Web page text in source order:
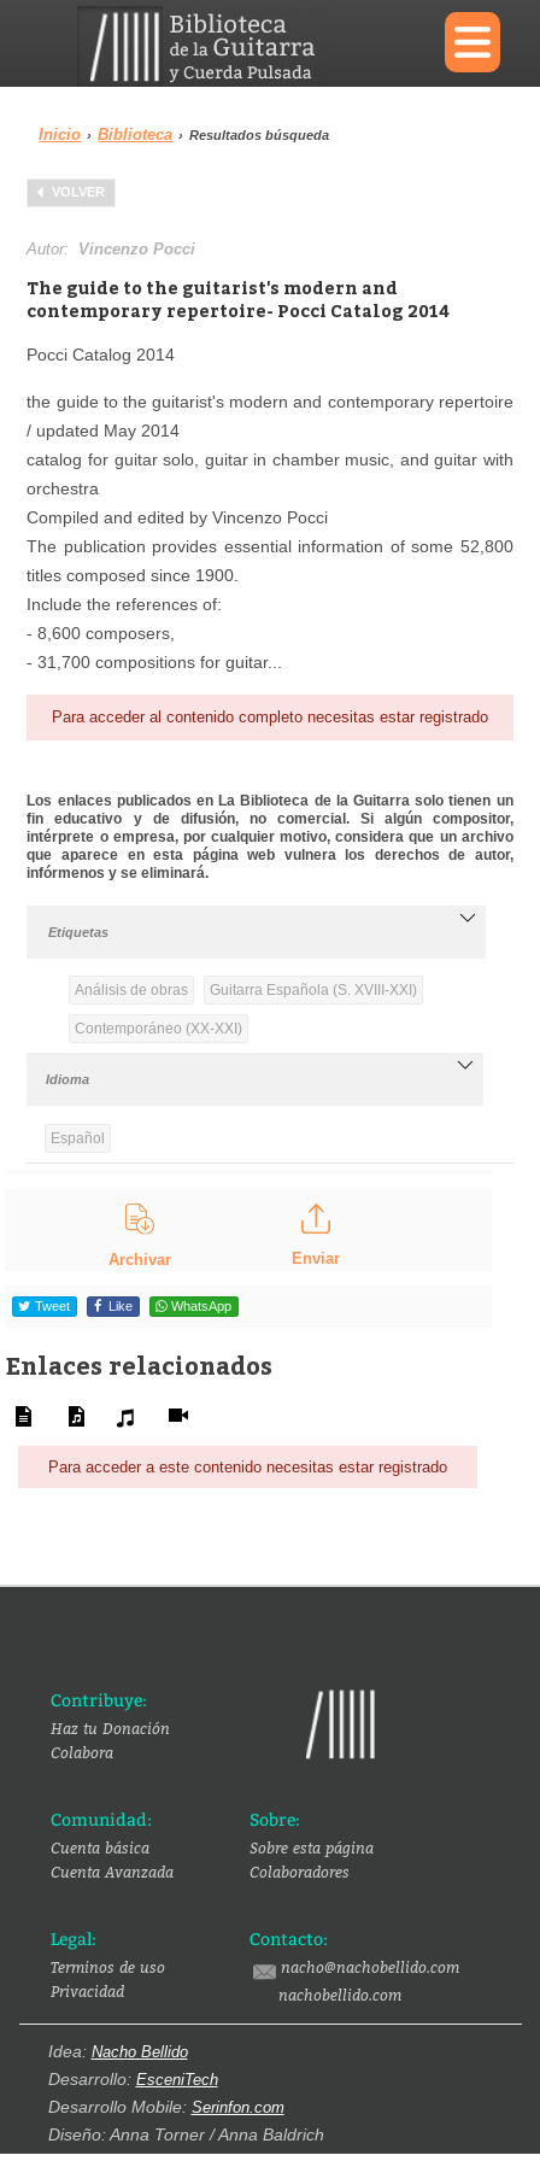
×
Menu
Biblioteca
Área personal
Inicio › Biblioteca › Resultados búsqueda
VOLVER
Autor: Vincenzo Pocci
The guide to the guitarist's modern and
contemporary repertoire- Pocci Catalog 2014
Pocci Catalog 2014
the guide to the guitarist's modern and contemporary repertoire
/ updated May 2014
catalog for guitar solo, guitar in chamber music, and guitar with
orchestra
Compiled and edited by Vincenzo Pocci
The publication provides essential information of some 52,800
titles composed since 1900.
Include the references of:
- 8,600 composers,
- 31,700 compositions for guitar...
Para acceder al contenido completo necesitas estar registrado
Los enlaces publicados en La Biblioteca de la Guitarra solo tienen un
fin educativo y de difusión, no comercial. Si algún compositor,
intérprete o empresa, por cualquier motivo, considera que un archivo
que aparece en esta página web vulnera los derechos de autor,
infórmenos y se eliminará.
Etiquetas
Análisis de obras Guitarra Española (S. XVIII-XXI)
Contemporáneo (XX-XXI)
Idioma
Español
Archivar Enviar
Tweet Like WhatsApp
Enlaces relacionados
Para acceder a este contenido necesitas estar registrado
Contribuye:
Haz tu Donación
Colabora
Comunidad:
Cuenta básica
Cuenta Avanzada
Sobre:
Sobre esta página
Colaboradores
Legal:
Terminos de uso
Privacidad
Contacto:
nacho@nachobellido.com
nachobellido.com
Idea: Nacho Bellido
Desarrollo: EsceniTech
Desarrollo Mobile: Serinfon.com
Diseño: Anna Torner / Anna Baldrich